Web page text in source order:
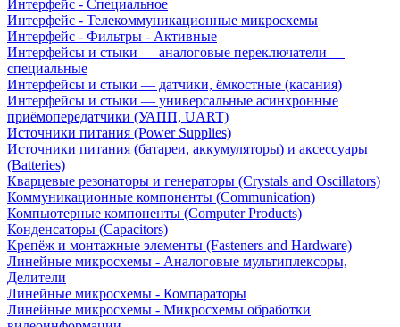
Интерфейс - Специальное
Интерфейс - Телекоммуникационные микросхемы
Интерфейс - Фильтры - Активные
Интерфейсы и стыки — аналоговые переключатели —
специальные
Интерфейсы и стыки — датчики, ёмкостные (касания)
Интерфейсы и стыки — универсальные асинхронные
приёмопередатчики (УАПП, UART)
Источники питания (Power Supplies)
Источники питания (батареи, аккумуляторы) и аксессуары
(Batteries)
Кварцевые резонаторы и генераторы (Crystals and Oscillators)
Коммуникационные компоненты (Communication)
Компьютерные компоненты (Computer Products)
Конденсаторы (Capacitors)
Крепёж и монтажные элементы (Fasteners and Hardware)
Линейные микросхемы - Аналоговые мультиплексоры,
Делители
Линейные микросхемы - Компараторы
Линейные микросхемы - Микросхемы обработки